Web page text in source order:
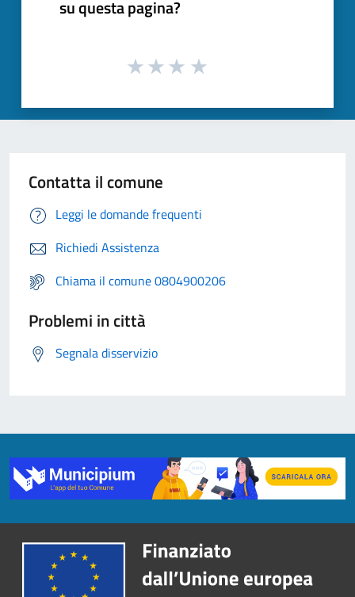
su questa pagina?
Contatta il comune
Leggi le domande frequenti
Richiedi Assistenza
Chiama il comune 0804900206
Problemi in città
Segnala disservizio